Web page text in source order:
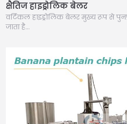
क्षैतिज हाइड्रोलिक बेलर
वर्टिकल हाइड्रोलिक बेलर मुख्य रूप से
जाता है…